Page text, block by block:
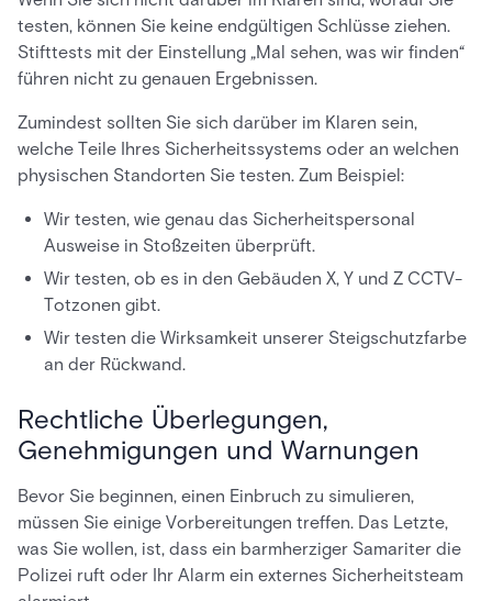
testen, können Sie keine endgültigen Schlüsse ziehen.
Stifttests mit der Einstellung „Mal sehen, was wir finden“
führen nicht zu genauen Ergebnissen.
Zumindest sollten Sie sich darüber im Klaren sein,
welche Teile Ihres Sicherheitssystems oder an welchen
physischen Standorten Sie testen. Zum Beispiel:
Wir testen, wie genau das Sicherheitspersonal
Ausweise in Stoßzeiten überprüft.
Wir testen, ob es in den Gebäuden X, Y und Z CCTV-
Totzonen gibt.
Wir testen die Wirksamkeit unserer Steigschutzfarbe
an der Rückwand.
Rechtliche Überlegungen,
Genehmigungen und Warnungen
Bevor Sie beginnen, einen Einbruch zu simulieren,
müssen Sie einige Vorbereitungen treffen. Das Letzte,
was Sie wollen, ist, dass ein barmherziger Samariter die
Polizei ruft oder Ihr Alarm ein externes Sicherheitsteam